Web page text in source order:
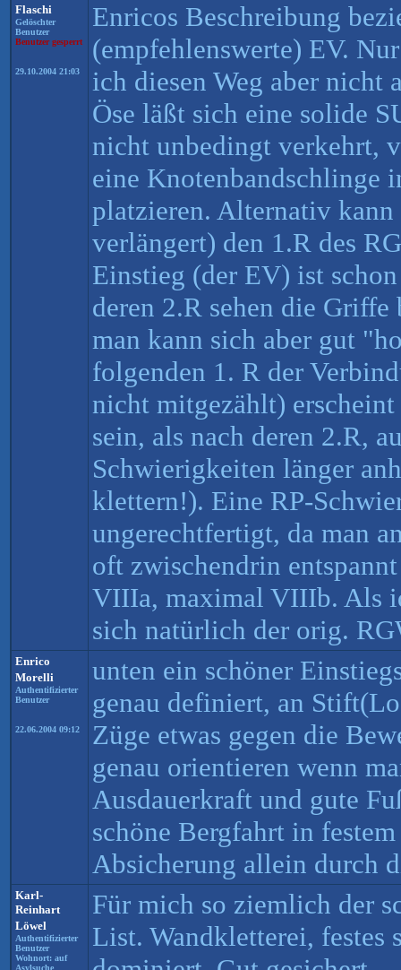
Flaschi
Gelöschter
Benutzer
Benutzer gesperrt
29.10.2004 21:03
Enricos Beschreibung
(empfehlenswerte) EV.
ich diesen Weg aber nicht
Öse läßt sich eine solide
nicht unbedingt verkehrt,
eine Knotenbandschlinge
platzieren. Alternativ
verlängert) den 1.R des
Einstieg (der EV) ist
deren 2.R sehen die Griffe
man kann sich aber gut
folgenden 1. R der
nicht mitgezählt)
sein, als nach deren 2.R,
Schwierigkeiten länger
klettern!). Eine RP-
ungerechtfertigt, da man
oft zwischendrin
VIIIa, maximal VIIIb. Als
sich natürlich der orig.
Enrico
Morelli
Authentifizierter
Benutzer
22.06.2004 09:12
unten ein schöner
genau definiert, an
Züge etwas gegen die
genau orientieren wenn
Ausdauerkraft und gute
schöne Bergfahrt in
Absicherung allein durch
Karl-
Reinhart
Löwel
Authentifizierter
Benutzer
Wohnort: auf
Asylsuche
Für mich so ziemlich der
List. Wandkletterei, festes